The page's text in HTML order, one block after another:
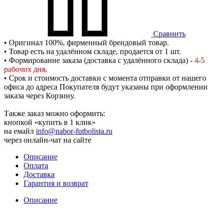
Сравнить
• Оригинал 100%, фирменный брендовый товар.
• Товар есть на удалённом складе, продается от 1 шт.
• Формирование заказа (доставка с удалённого склада) - 4-5
рабочих дня.
• Срок и стоимость доставки с момента отправки от нашего
офиса до адреса Покупателя будут указаны при оформлении
заказа через Корзину.
Также заказ можно оформить:
кнопкой «купить в 1 клик»
на емайл info@nabor-futbolista.ru
через онлайн-чат на сайте
Описание
Оплата
Доставка
Гарантия и возврат
Описание